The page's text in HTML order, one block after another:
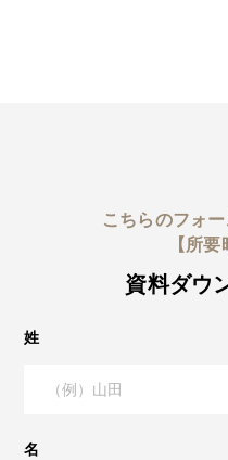
こちらのフォ
【所要
資料ダウ
姓
名